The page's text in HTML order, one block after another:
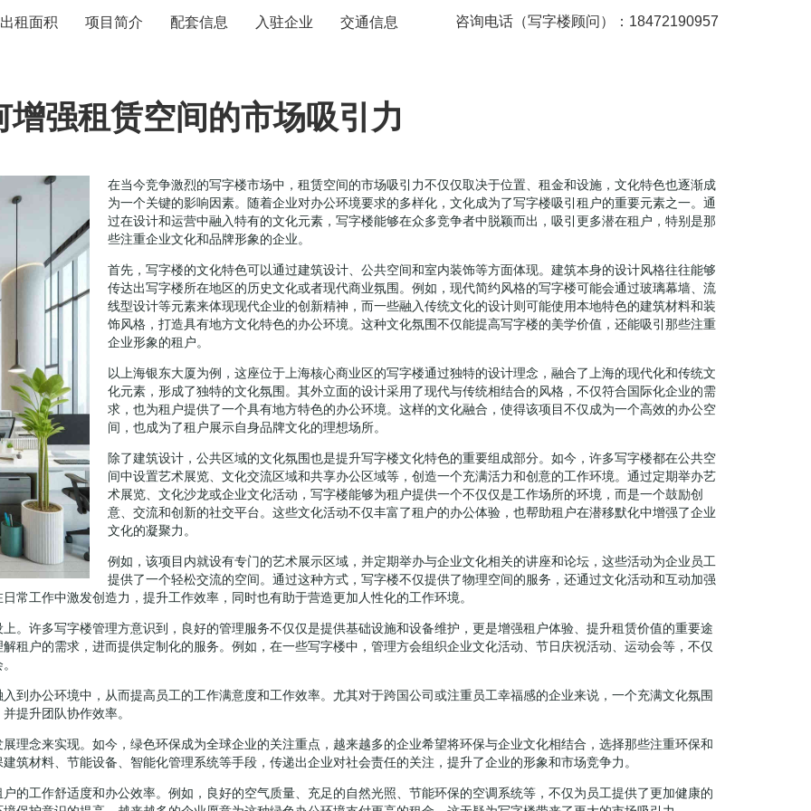
出租面积 项目简介 配套信息 入驻企业 交通信息 咨询电话（写字楼顾问）：18472190957
强租赁空间的市场吸引力
在当今竞争激烈的写字楼市场中，租赁空间的市场吸引力不仅仅取决于位置、租金和设施，文化特色也逐渐成
为一个关键的影响因素。随着企业对办公环境要求的多样化，文化成为了写字楼吸引租户的重要元素之一。通
过在设计和运营中融入特有的文化元素，写字楼能够在众多竞争者中脱颖而出，吸引更多潜在租户，特别是那
些注重企业文化和品牌形象的企业。
首先，写字楼的文化特色可以通过建筑设计、公共空间和室内装饰等方面体现。建筑本身的设计风格往往能够
传达出写字楼所在地区的历史文化或者现代商业氛围。例如，现代简约风格的写字楼可能会通过玻璃幕墙、流
线型设计等元素来体现现代企业的创新精神，而一些融入传统文化的设计则可能使用本地特色的建筑材料和装
饰风格，打造具有地方文化特色的办公环境。这种文化氛围不仅能提高写字楼的美学价值，还能吸引那些注重
企业形象的租户。
以上海银东大厦为例，这座位于上海核心商业区的写字楼通过独特的设计理念，融合了上海的现代化和传统文
化元素，形成了独特的文化氛围。其外立面的设计采用了现代与传统相结合的风格，不仅符合国际化企业的需
求，也为租户提供了一个具有地方特色的办公环境。这样的文化融合，使得该项目不仅成为一个高效的办公空
间，也成为了租户展示自身品牌文化的理想场所。
除了建筑设计，公共区域的文化氛围也是提升写字楼文化特色的重要组成部分。如今，许多写字楼都在公共空
间中设置艺术展览、文化交流区域和共享办公区域等，创造一个充满活力和创意的工作环境。通过定期举办艺
术展览、文化沙龙或企业文化活动，写字楼能够为租户提供一个不仅仅是工作场所的环境，而是一个鼓励创
意、交流和创新的社交平台。这些文化活动不仅丰富了租户的办公体验，也帮助租户在潜移默化中增强了企业
文化的凝聚力。
例如，该项目内就设有专门的艺术展示区域，并定期举办与企业文化相关的讲座和论坛，这些活动为企业员工
提供了一个轻松交流的空间。通过这种方式，写字楼不仅提供了物理空间的服务，还通过文化活动和互动加强
常工作中激发创造力，提升工作效率，同时也有助于营造更加人性化的工作环境。
。许多写字楼管理方意识到，良好的管理服务不仅仅是提供基础设施和设备维护，更是增强租户体验、提升租赁价值的重要途
租户的需求，进而提供定制化的服务。例如，在一些写字楼中，管理方会组织企业文化活动、节日庆祝活动、运动会等，不仅
到办公环境中，从而提高员工的工作满意度和工作效率。尤其对于跨国公司或注重员工幸福感的企业来说，一个充满文化氛围
提升团队协作效率。
理念来实现。如今，绿色环保成为全球企业的关注重点，越来越多的企业希望将环保与企业文化相结合，选择那些注重环保和
筑材料、节能设备、智能化管理系统等手段，传递出企业对社会责任的关注，提升了企业的形象和市场竞争力。
的工作舒适度和办公效率。例如，良好的空气质量、充足的自然光照、节能环保的空调系统等，不仅为员工提供了更加健康的